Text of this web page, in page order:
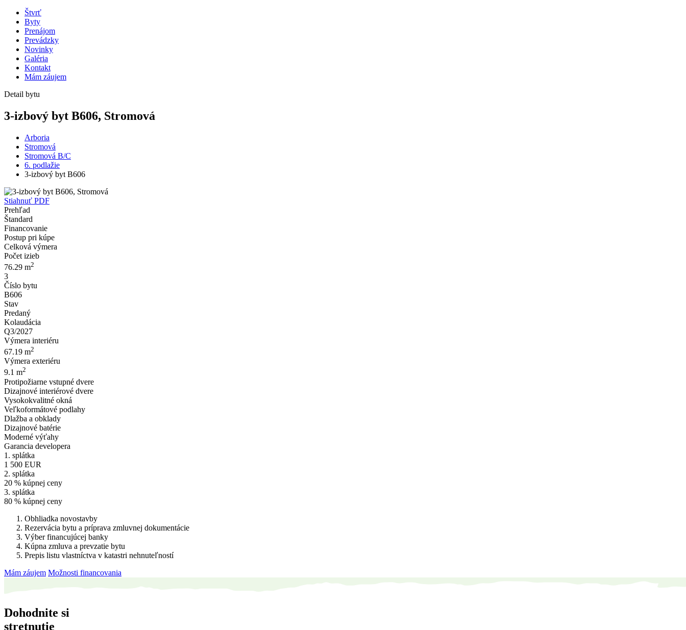
Štvrť
Byty
Prenájom
Prevádzky
Novinky
Galéria
Kontakt
Mám záujem
Detail bytu
3-izbový byt B606, Stromová
Arboria
Stromová
Stromová B/C
6. podlažie
3-izbový byt B606
Stiahnuť PDF
Prehľad
Štandard
Financovanie
Postup pri kúpe
Celková výmera
Počet izieb
76.29 m2
3
Číslo bytu
B606
Stav
Predaný
Kolaudácia
Q3/2027
Výmera interiéru
67.19 m2
Výmera exteriéru
9.1 m2
Protipožiarne vstupné dvere
Dizajnové interiérové dvere
Vysokokvalitné okná
Veľkoformátové podlahy
Dlažba a obklady
Dizajnové batérie
Moderné výťahy
Garancia developera
1. splátka
1 500 EUR
2. splátka
20 % kúpnej ceny
3. splátka
80 % kúpnej ceny
Obhliadka novostavby
Rezervácia bytu a príprava zmluvnej dokumentácie
Výber financujúcej banky
Kúpna zmluva a prevzatie bytu
Prepis listu vlastníctva v katastri nehnuteľností
Mám záujem Možnosti financovania
Dohodnite si
stretnutie